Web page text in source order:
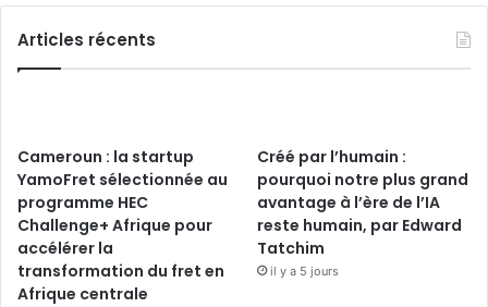
Articles récents
Cameroun : la startup
YamoFret sélectionnée au
programme HEC
Challenge+ Afrique pour
accélérer la
transformation du fret en
Afrique centrale
Créé par l’humain :
pourquoi notre plus grand
avantage à l’ère de l’IA
reste humain, par Edward
Tatchim
il y a 5 jours